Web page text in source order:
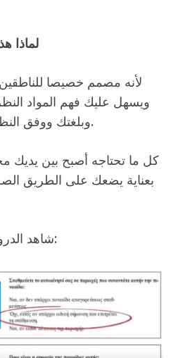
لماذا
لأنه مصمم خصيصا للناطقين
ويسهل عليك فهم المواد
وبلغتك ووفق النظام اليوناني الرسمي.
كل ما تحتاجه أصبح بين يديك
بعناية يضعك على الطريق
شاهد الدروس الآن عبر موقعنا: